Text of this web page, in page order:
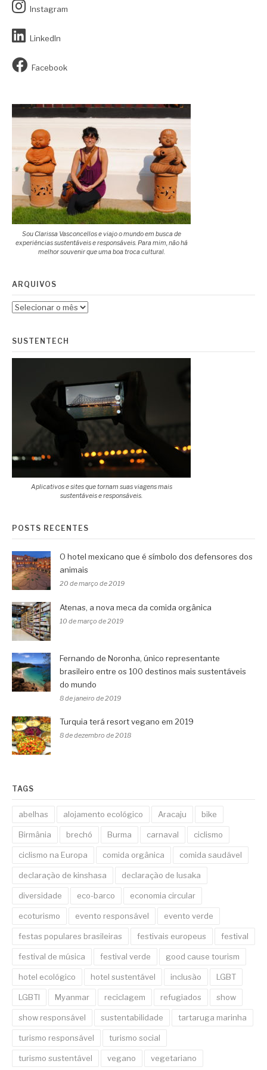
Instagram
LinkedIn
Facebook
Sou Clarissa Vasconcellos e viajo o mundo em busca de
experiências sustentáveis e responsáveis. Para mim, não há
melhor souvenir que uma boa troca cultural.
ARQUIVOS
Arquivos
SUSTENTECH
Aplicativos e sites que tornam suas viagens mais
sustentáveis e responsáveis.
POSTS RECENTES
O hotel mexicano que é símbolo dos defensores dos
animais
20 de março de 2019
Atenas, a nova meca da comida orgânica
10 de março de 2019
Fernando de Noronha, único representante
brasileiro entre os 100 destinos mais sustentáveis
do mundo
8 de janeiro de 2019
Turquia terá resort vegano em 2019
8 de dezembro de 2018
TAGS
abelhas alojamento ecológico Aracaju bike
Birmânia brechó Burma carnaval ciclismo
ciclismo na Europa comida orgânica comida saudável
declaração de kinshasa declaração de lusaka
diversidade eco-barco economia circular
ecoturismo evento responsável evento verde
festas populares brasileiras festivais europeus festival
festival de música festival verde good cause tourism
hotel ecológico hotel sustentável inclusão LGBT
LGBTI Myanmar reciclagem refugiados show
show responsável sustentabilidade tartaruga marinha
turismo responsável turismo social
turismo sustentável vegano vegetariano